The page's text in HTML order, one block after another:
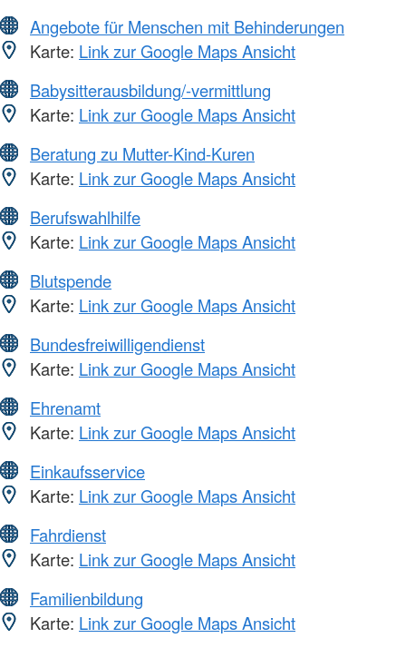
Angebote für Menschen mit Behinderungen
Karte: Link zur Google Maps Ansicht
Babysitterausbildung/-vermittlung
Karte: Link zur Google Maps Ansicht
Beratung zu Mutter-Kind-Kuren
Karte: Link zur Google Maps Ansicht
Berufswahlhilfe
Karte: Link zur Google Maps Ansicht
Blutspende
Karte: Link zur Google Maps Ansicht
Bundesfreiwilligendienst
Karte: Link zur Google Maps Ansicht
Ehrenamt
Karte: Link zur Google Maps Ansicht
Einkaufsservice
Karte: Link zur Google Maps Ansicht
Fahrdienst
Karte: Link zur Google Maps Ansicht
Familienbildung
Karte: Link zur Google Maps Ansicht